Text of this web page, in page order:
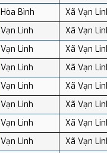
Hòa Bình
Xã Vạn
Vạn Linh
Xã Vạn
Vạn Linh
Xã Vạn
Vạn Linh
Xã Vạn
Vạn Linh
Xã Vạn
Vạn Linh
Xã Vạn
Vạn Linh
Xã Vạn
Vạn Linh
Xã Vạn